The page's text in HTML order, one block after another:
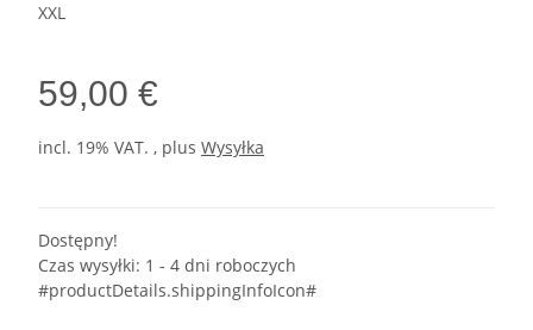
XXL
59,00 €
incl. 19% VAT. , plus Wysyłka
Dostępny!
Czas wysyłki: 1 - 4 dni roboczych
#productDetails.shippingInfoIcon#